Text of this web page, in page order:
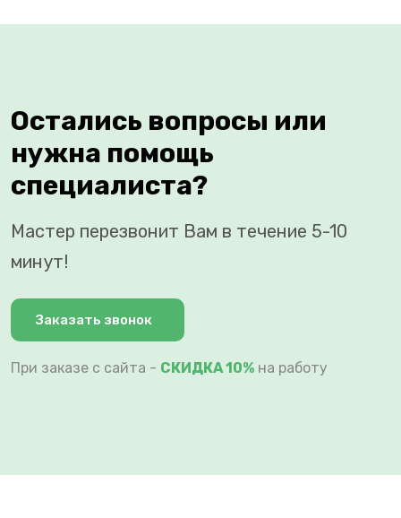
Остались вопросы или
нужна помощь
специалиста?
Мастер перезвонит Вам в течение 5-10
минут!
Заказать звонок
При заказе с сайта - СКИДКА 10% на работу